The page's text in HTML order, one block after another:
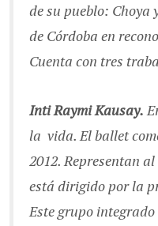
de su pueblo: Choya
de Córdoba en
Cuenta con tres
Inti Raymi Kausay.
la vida. El ballet
2012. Representan
está dirigido por la
Este grupo